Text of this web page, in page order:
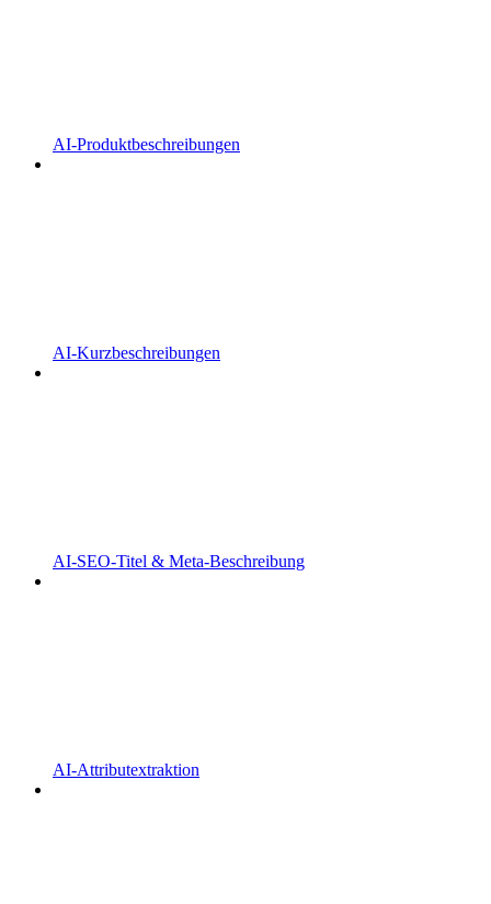
AI-Produktbeschreibungen
AI-Kurzbeschreibungen
AI-SEO-Titel & Meta-Beschreibung
AI-Attributextraktion